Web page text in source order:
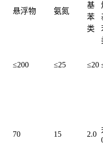
悬浮物 氨氮
基
苯
类
≤200 ≤25 ≤20
70 15 2.0